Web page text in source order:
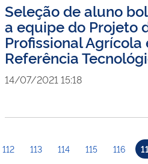
Seleção de aluno
a equipe do Projeto
Profissional
Referência
14/07/2021 15:18
112 113 114 115 116